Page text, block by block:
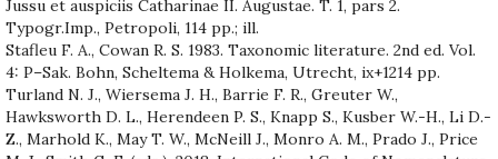
Jussu et auspiciis Catharinae II. Augustae. T. 1, pars 2.
Typogr.Imp., Petropoli, 114 pp.; ill.
Stafleu F. A., Cowan R. S. 1983. Taxonomic literature. 2nd ed. Vol.
4: P–Sak. Bohn, Scheltema & Holkema, Utrecht, ix+1214 pp.
Turland N. J., Wiersema J. H., Barrie F. R., Greuter W.,
Hawksworth D. L., Herendeen P. S., Knapp S., Kusber W.-H., Li D.-
Z., Marhold K., May T. W., McNeill J., Monro A. M., Prado J., Price